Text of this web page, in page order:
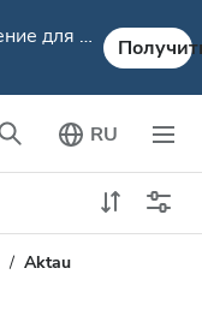
bookdialysis — приложение для путешествий
RU
Aktau